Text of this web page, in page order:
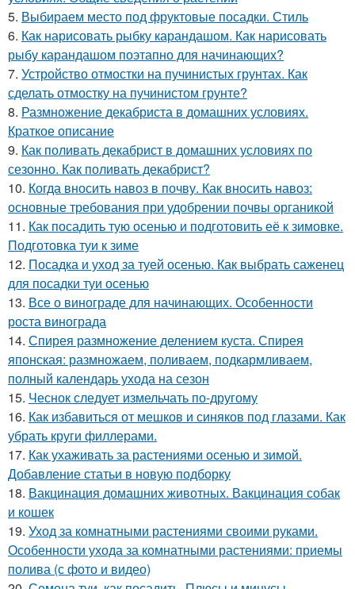
5. Выбираем место под фруктовые посадки. Стиль
6. Как нарисовать рыбку карандашом. Как нарисовать
рыбу карандашом поэтапно для начинающих?
7. Устройство отмостки на пучинистых грунтах. Как
сделать отмостку на пучинистом грунте?
8. Размножение декабриста в домашних условиях.
Краткое описание
9. Как поливать декабрист в домашних условиях по
сезонно. Как поливать декабрист?
10. Когда вносить навоз в почву. Как вносить навоз:
основные требования при удобрении почвы органикой
11. Как посадить тую осенью и подготовить её к зимовке.
Подготовка туи к зиме
12. Посадка и уход за туей осенью. Как выбрать саженец
для посадки туи осенью
13. Все о винограде для начинающих. Особенности
роста винограда
14. Спирея размножение делением куста. Спирея
японская: размножаем, поливаем, подкармливаем,
полный календарь ухода на сезон
15. Чеснок следует измельчать по-другому
16. Как избавиться от мешков и синяков под глазами. Как
убрать круги филлерами.
17. Как ухаживать за растениями осенью и зимой.
Добавление статьи в новую подборку
18. Вакцинация домашних животных. Вакцинация собак
и кошек
19. Уход за комнатными растениями своими руками.
Особенности ухода за комнатными растениями: приемы
полива (с фото и видео)